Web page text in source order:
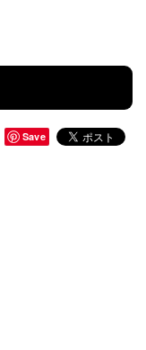
Save